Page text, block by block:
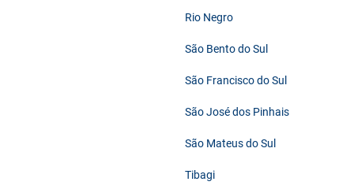
Rio Negro
São Bento do Sul
São Francisco do Sul
São José dos Pinhais
São Mateus do Sul
Tibagi